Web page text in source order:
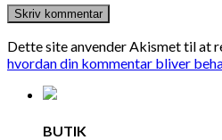
Dette site anvender Akismet til at
hvordan din kommentar bliver
BUTIK